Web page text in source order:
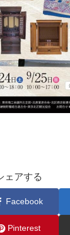
ェアする
Facebook
Pinterest